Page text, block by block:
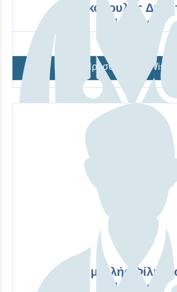
Μαρκόπουλος
Παθολογία
Προσθήκη στο Wishlist
Τιμπιλής
Παθολογία